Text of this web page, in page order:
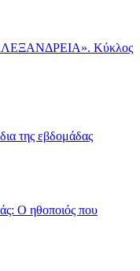
Κύκλος
της εβδομάδας
Ο ηθοποιός που